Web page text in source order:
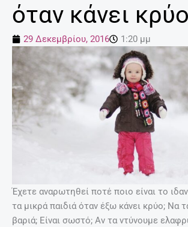
όταν κάνει
29 Δεκεμβρίου, 2016 1:20 μμ
Έχετε αναρωτηθεί ποτέ ποιο είναι το
τα μικρά παιδιά όταν έξω κάνει κρύο; Να
βαριά; Είναι σωστό; Αν τα ντύνουμε